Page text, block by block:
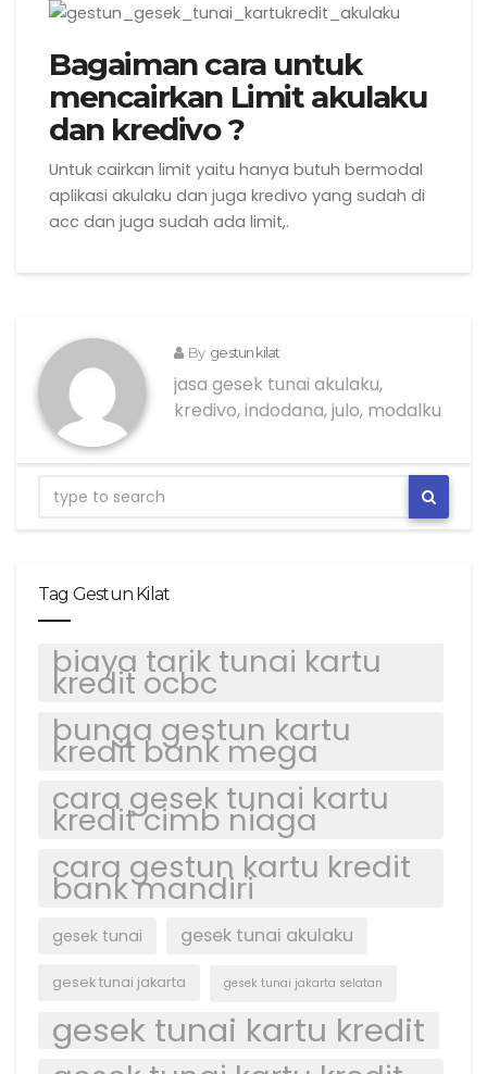
Bagaiman cara untuk
mencairkan Limit akulaku
dan kredivo ?
Untuk cairkan limit yaitu hanya butuh bermodal
aplikasi akulaku dan juga kredivo yang sudah di
acc dan juga sudah ada limit,.
By gestun kilat
jasa gesek tunai akulaku,
kredivo, indodana, julo, modalku
Tag Gestun Kilat
biaya tarik tunai kartu
kredit ocbc
bunga gestun kartu
kredit bank mega
cara gesek tunai kartu
kredit cimb niaga
cara gestun kartu kredit
bank mandiri
gesek tunai gesek tunai akulaku
gesek tunai jakarta gesek tunai jakarta selatan
gesek tunai kartu kredit